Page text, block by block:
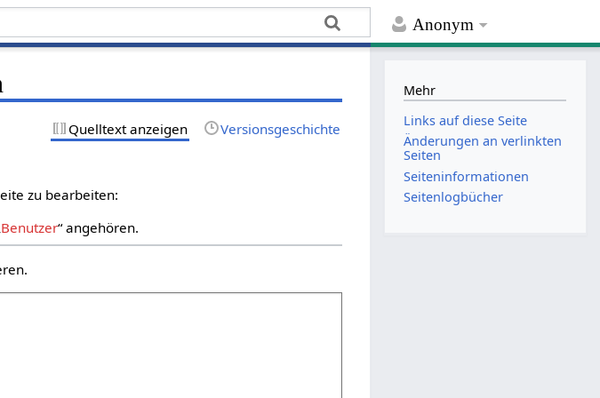
Anonym
Quelltext anzeigen Versionsgeschichte
zu bearbeiten:
Benutzer“ angehören.
Mehr
Links auf diese Seite
Änderungen an verlinkten
Seiten
Seiten­­informationen
Seitenlogbücher